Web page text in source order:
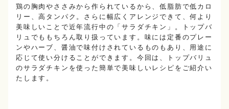
鶏の胸肉やささみから作られているから、低脂肪で低カロ
リー、高タンパク。さらに幅広くアレンジできて、何より
美味しいことで近年流行中の「サラダチキン」。トップバ
リュでももちろん取り扱っています。味には定番のプレー
ンやハーブ、醤油で味付けされているものもあり、用途に
応じて使い分けることができます。今回は、トップバリュ
のサラダチキンを使った簡単で美味しいレシピをご紹介い
たします。